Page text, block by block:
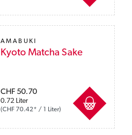
AMABUKI
Kyoto Matcha Sake
0.72 Liter
(CHF 70.42* / 1 Liter)
CHF 50.70
Preise inkl. MwSt. zzgl. Versandkosten